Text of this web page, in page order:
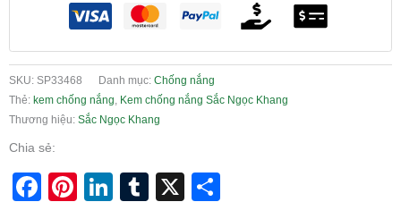
SKU: SP33468 Danh mục: Chống nắng
Thẻ: kem chống nắng, Kem chống nắng Sắc Ngọc Khang
Thương hiệu: Sắc Ngọc Khang
Chia sẻ:
Facebook
Pinterest
LinkedIn
Tumblr
X